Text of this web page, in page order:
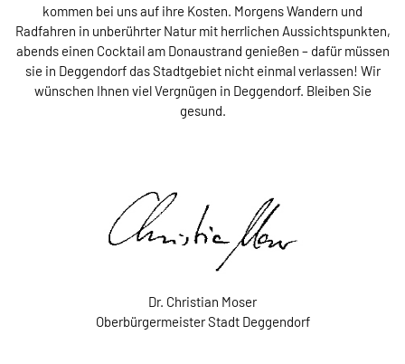
kommen bei uns auf ihre Kosten. Morgens Wandern und
Radfahren in unberührter Natur mit herrlichen Aussichtspunkten,
abends einen Cocktail am Donaustrand genießen – dafür müssen
sie in Deggendorf das Stadtgebiet nicht einmal verlassen! Wir
wünschen Ihnen viel Vergnügen in Deggendorf. Bleiben Sie
gesund.
Dr. Christian Moser
Oberbürgermeister Stadt Deggendorf